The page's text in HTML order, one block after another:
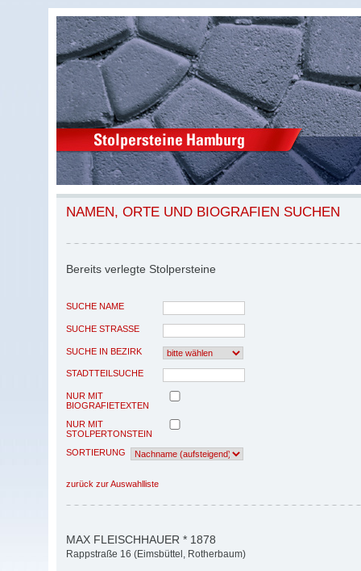
NAMEN, ORTE UND BIOGRAFIEN SUCHEN
Bereits verlegte Stolpersteine
SUCHE NAME
SUCHE STRASSE
SUCHE IN BEZIRK
STADTTEILSUCHE
NUR MIT
BIOGRAFIETEXTEN
NUR MIT
STOLPERTONSTEIN
SORTIERUNG
zurück zur Auswahlliste
MAX FLEISCHHAUER * 1878
Rappstraße 16 (Eimsbüttel, Rotherbaum)